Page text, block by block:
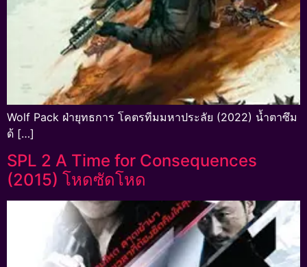
Wolf Pack ฝ่ายุทธการ โคตรทีมมหาประลัย (2022) น้ำตาซึม
ด้ […]
SPL 2 A Time for Consequences
(2015) โหดซัดโหด